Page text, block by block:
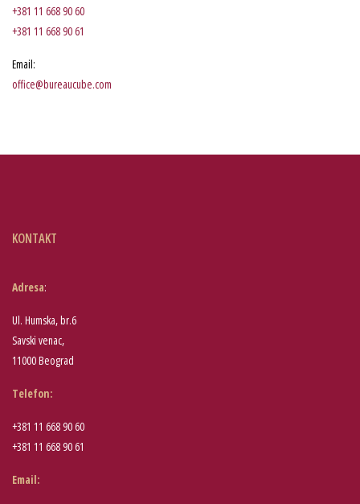
+381 11 668 90 60
+381 11 668 90 61
Email:
office@bureaucube.com
KONTAKT
Adresa:
Ul. Humska, br.6
Savski venac,
11000 Beograd
Telefon:
+381 11 668 90 60
+381 11 668 90 61
Email: